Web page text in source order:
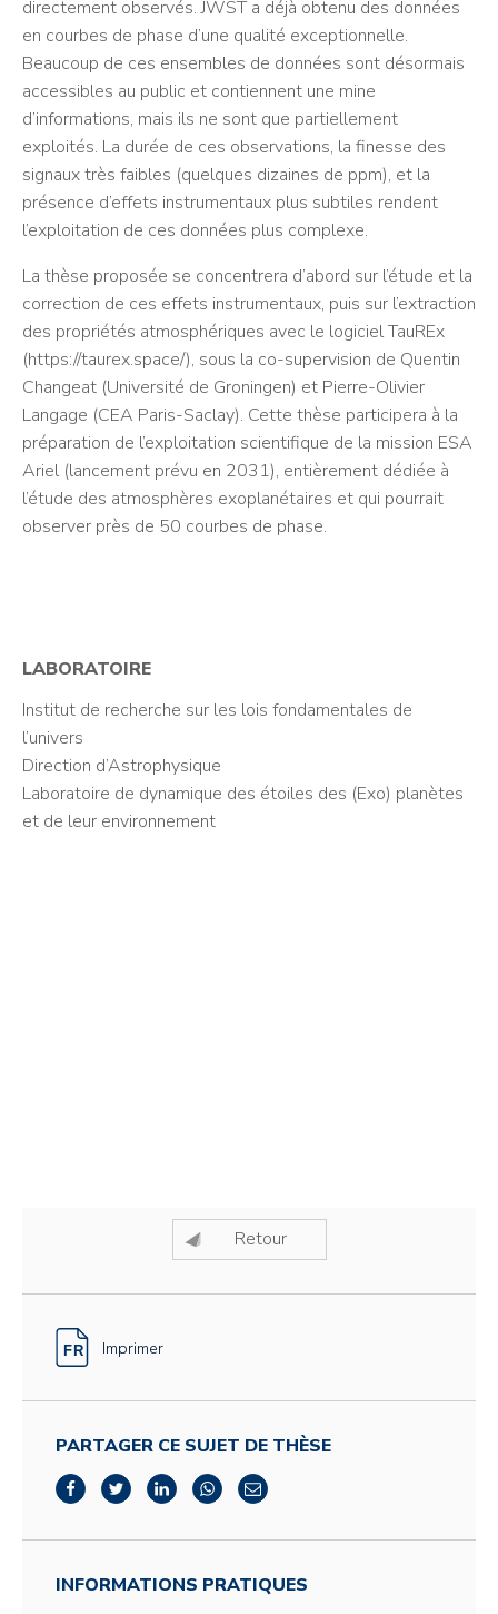
directement observés. JWST a déjà obtenu des données
en courbes de phase d’une qualité exceptionnelle.
Beaucoup de ces ensembles de données sont désormais
accessibles au public et contiennent une mine
d’informations, mais ils ne sont que partiellement
exploités. La durée de ces observations, la finesse des
signaux très faibles (quelques dizaines de ppm), et la
présence d’effets instrumentaux plus subtiles rendent
l’exploitation de ces données plus complexe.
La thèse proposée se concentrera d’abord sur l’étude et la
correction de ces effets instrumentaux, puis sur l’extraction
des propriétés atmosphériques avec le logiciel TauREx
(https://taurex.space/), sous la co-supervision de Quentin
Changeat (Université de Groningen) et Pierre-Olivier
Langage (CEA Paris-Saclay). Cette thèse participera à la
préparation de l’exploitation scientifique de la mission ESA
Ariel (lancement prévu en 2031), entièrement dédiée à
l’étude des atmosphères exoplanétaires et qui pourrait
observer près de 50 courbes de phase.
LABORATOIRE
Institut de recherche sur les lois fondamentales de
l’univers
Direction d’Astrophysique
Laboratoire de dynamique des étoiles des (Exo) planètes
et de leur environnement
Retour
Imprimer
PARTAGER CE SUJET DE THÈSE
INFORMATIONS PRATIQUES